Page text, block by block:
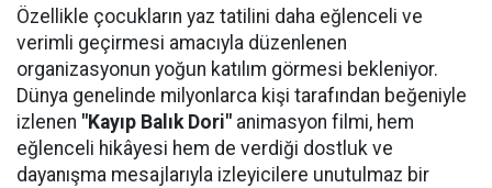
Özellikle çocukların yaz tatilini daha eğlenceli ve
verimli geçirmesi amacıyla düzenlenen
organizasyonun yoğun katılım görmesi bekleniyor.
Dünya genelinde milyonlarca kişi tarafından beğeniyle
izlenen "Kayıp Balık Dori" animasyon filmi, hem
eğlenceli hikâyesi hem de verdiği dostluk ve
dayanışma mesajlarıyla izleyicilere unutulmaz bir